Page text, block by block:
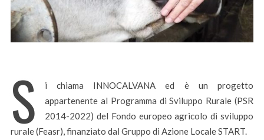
S
i chiama INNOCALVANA ed è un progetto
appartenente al Programma di Sviluppo Rurale (PSR
2014-2022) del Fondo europeo agricolo di sviluppo
rurale (Feasr), finanziato dal Gruppo di Azione Locale START.